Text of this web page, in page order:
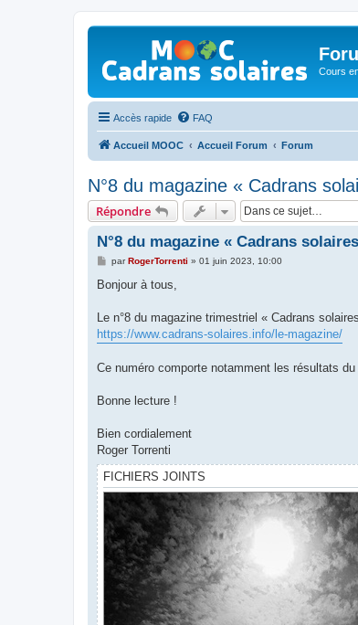
Cours
Accès rapide FAQ
Accueil MOOC Accueil Forum Forum
N°8 du magazine « Cadrans
Répondre
N°8 du magazine « Cadrans
M
s
g
parRogerTorrenti » 01 juin 2023, 10:00
Bonjour à tous,
Le n°8 du magazine trimestriel « Cadrans
https://www.cadrans-solaires.info/le-magazine/
Ce numéro comporte notamment les résultats du
Bonne lecture !
Bien cordialement
Roger Torrenti
FICHIERS JOINTS